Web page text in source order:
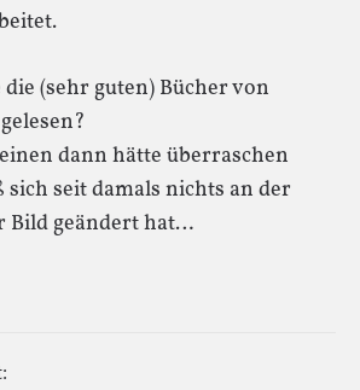
(sehr guten) Bücher von
dann hätte überraschen
seit damals nichts an der
Bild geändert hat…